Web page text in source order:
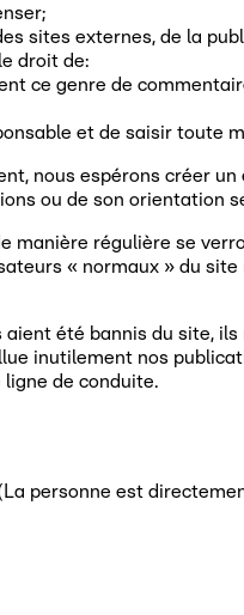
sites externes, de la
droit de:
ce genre de
et de saisir toute
nous espérons créer
ou de son orientation
manière régulière se
« normaux » du
aient été bannis du site,
inutilement nos
de conduite.
personne est